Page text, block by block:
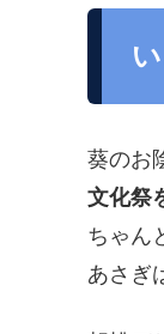
葵のお
文化祭
ちゃん
あさぎ